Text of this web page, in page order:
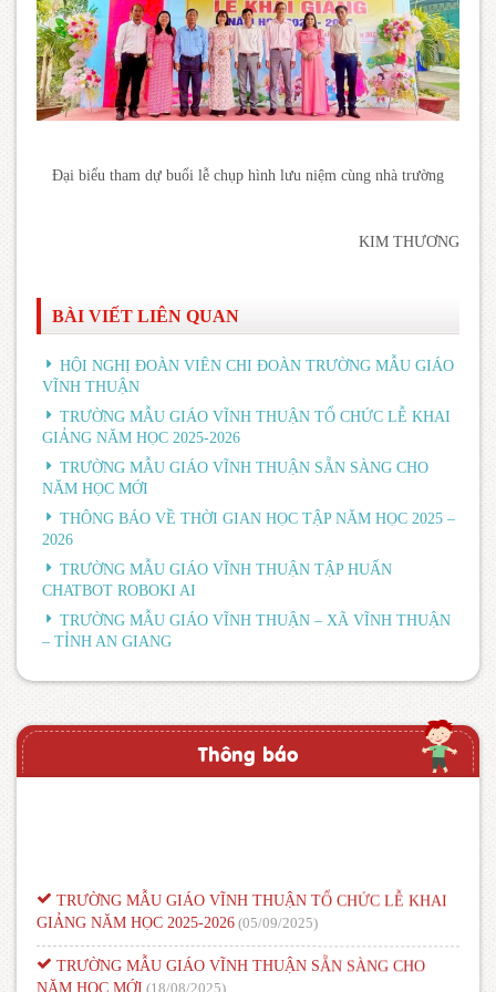
Đại biểu tham dự buổi lễ chụp hình lưu niệm cùng nhà trường
KIM THƯƠNG
BÀI VIẾT LIÊN QUAN
HỘI NGHỊ ĐOÀN VIÊN CHI ĐOÀN TRƯỜNG MẪU GIÁO
VĨNH THUẬN
TRƯỜNG MẪU GIÁO VĨNH THUẬN TỔ CHỨC LỄ KHAI
GIẢNG NĂM HỌC 2025-2026
TRƯỜNG MẪU GIÁO VĨNH THUẬN SẴN SÀNG CHO
NĂM HỌC MỚI
THÔNG BÁO VỀ THỜI GIAN HỌC TẬP NĂM HỌC 2025 –
2026
TRƯỜNG MẪU GIÁO VĨNH THUẬN TẬP HUẤN
CHATBOT ROBOKI AI
TRƯỜNG MẪU GIÁO VĨNH THUẬN – XÃ VĨNH THUẬN
– TỈNH AN GIANG
Thông báo
GIẢNG NĂM HỌC 2025-2026 (05/09/2025)
TRƯỜNG MẪU GIÁO VĨNH THUẬN SẴN SÀNG CHO
NĂM HỌC MỚI (18/08/2025)